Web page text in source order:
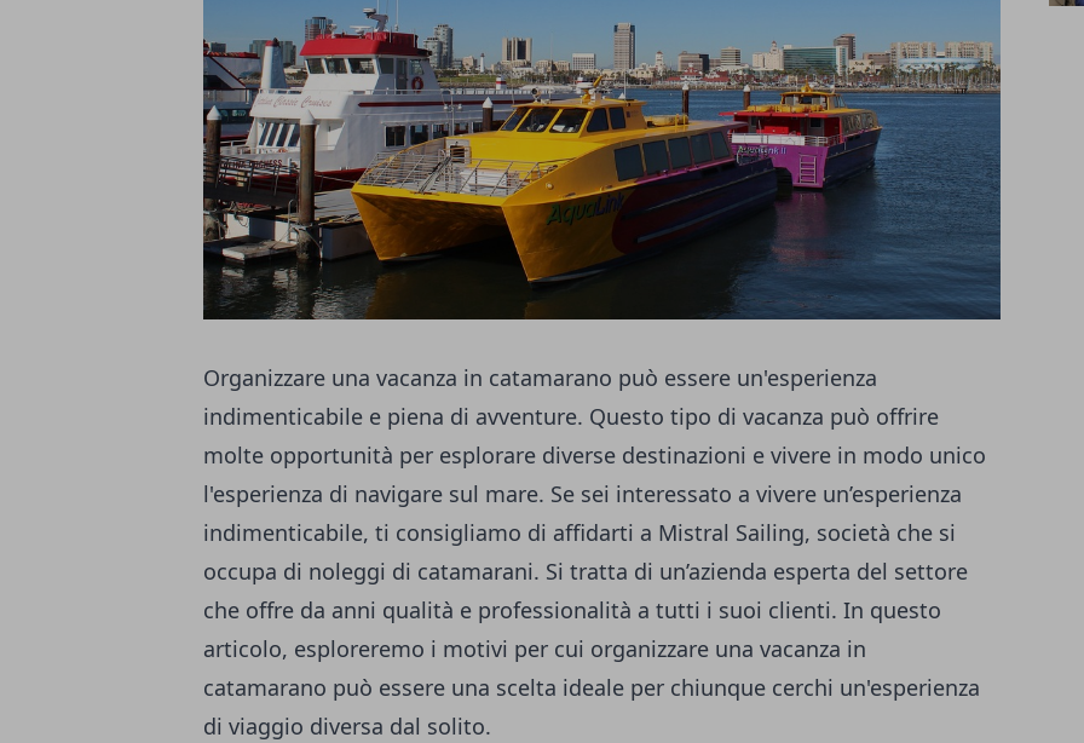
Organizzare una vacanza in catamarano può essere un'esperienza
indimenticabile e piena di avventure. Questo tipo di vacanza può offrire
molte opportunità per esplorare diverse destinazioni e vivere in modo unico
l'esperienza di navigare sul mare. Se sei interessato a vivere un’esperienza
indimenticabile, ti consigliamo di affidarti a Mistral Sailing, società che si
occupa di noleggi di catamarani. Si tratta di un’azienda esperta del settore
che offre da anni qualità e professionalità a tutti i suoi clienti. In questo
articolo, esploreremo i motivi per cui organizzare una vacanza in
catamarano può essere una scelta ideale per chiunque cerchi un'esperienza
di viaggio diversa dal solito.